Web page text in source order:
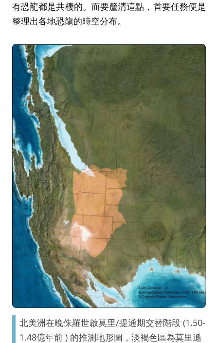
有恐龍都是共棲的。而要釐清這點，首要任務便是
整理出各地恐龍的時空分布。
北美洲在晚侏羅世啟莫里/提通期交替階段 (1.50-
1.48億年前 ) 的推測地形圖，淡褐色區為莫里遜